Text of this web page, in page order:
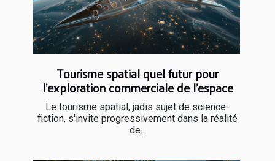
Tourisme spatial quel futur pour
l'exploration commerciale de l'espace
Le tourisme spatial, jadis sujet de science-
fiction, s'invite progressivement dans la réalité
de...